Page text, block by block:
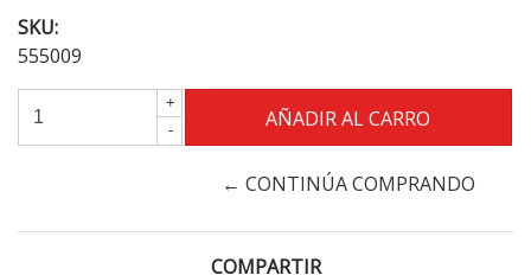
SKU:
555009
+
-
← CONTINÚA COMPRANDO
COMPARTIR